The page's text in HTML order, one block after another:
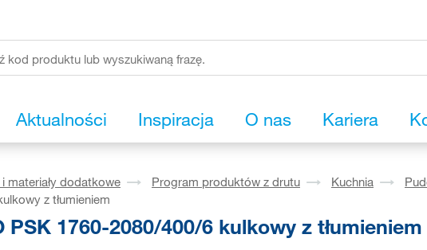
Aktualności Inspiracja O nas Kariera
materiały dodatkowe Program produktów z drutu Kuchnia
z tłumieniem
PSK 1760-2080/400/6 kulkowy z tłumieniem